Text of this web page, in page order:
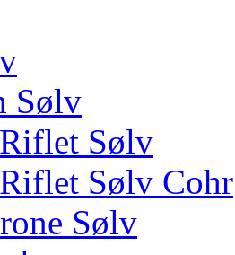
Sølv
Sølv
Sølv Cohr
Sølv